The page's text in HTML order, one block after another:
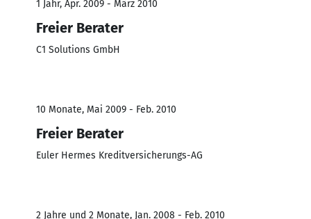
1 Jahr, Apr. 2009 - März 2010
Freier Berater
C1 Solutions GmbH
10 Monate, Mai 2009 - Feb. 2010
Freier Berater
Euler Hermes Kreditversicherungs-AG
2 Jahre und 2 Monate, Jan. 2008 - Feb. 2010